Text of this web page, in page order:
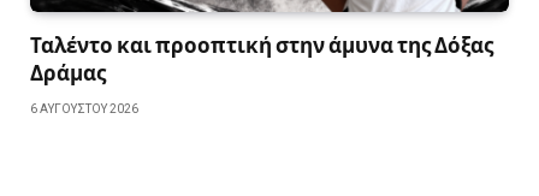
Ταλέντο και προοπτική στην άμυνα της Δόξας
Δράμας
6 ΑΥΓΟΎΣΤΟΥ 2026